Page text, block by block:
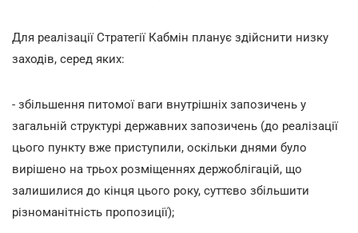
Для реалізації Стратегії Кабмін планує здійснити низку
заходів, серед яких:
- збільшення питомої ваги внутрішніх запозичень у
загальній структурі державних запозичень (до реалізації
цього пункту вже приступили, оскільки днями було
вирішено на трьох розміщеннях держоблігацій, що
залишилися до кінця цього року, суттєво збільшити
різноманітність пропозиції);